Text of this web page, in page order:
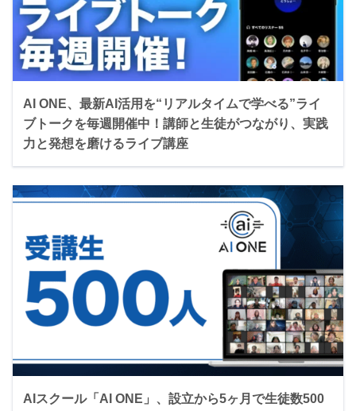
AI ONE、最新AI活用を“リアルタイムで学べる”ライ
ブトークを毎週開催中！講師と生徒がつながり、実践
力と発想を磨けるライブ講座
AIスクール「AI ONE」、設立から5ヶ月で生徒数500